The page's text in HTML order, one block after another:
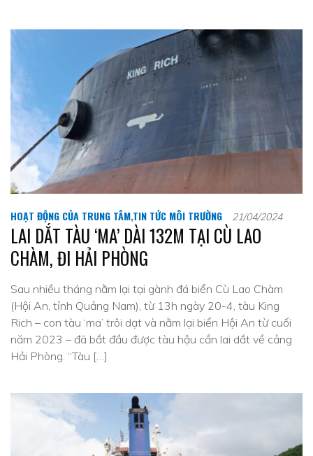
HOẠT ĐỘNG CỦA TRUNG TÂM,TIN TỨC MÔI TRƯỜNG 21/04/2024
LAI DẮT TÀU ‘MA’ DÀI 132M TẠI CÙ LAO
CHÀM, ĐI HẢI PHÒNG
Sau nhiều tháng nằm lại tại gành đá biển Cù Lao Chàm
(Hội An, tỉnh Quảng Nam), từ 13h ngày 20-4, tàu King
Rich – con tàu ‘ma’ trôi dạt và nằm lại biển Hội An từ cuối
năm 2023 – đã bắt đầu được tàu hậu cần lai dắt về cảng
Hải Phòng. “Tàu […]